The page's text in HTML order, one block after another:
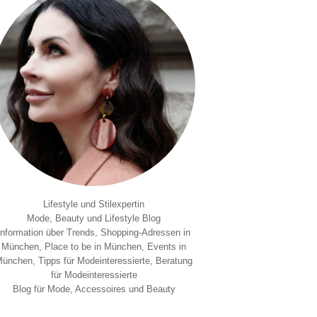
Lifestyle und Stilexpertin
Mode, Beauty und Lifestyle Blog
über Trends, Shopping-Adressen in
München, Place to be in München, Events in
Tipps für Modeinteressierte, Beratung
für Modeinteressierte
Blog für Mode, Accessoires und Beauty